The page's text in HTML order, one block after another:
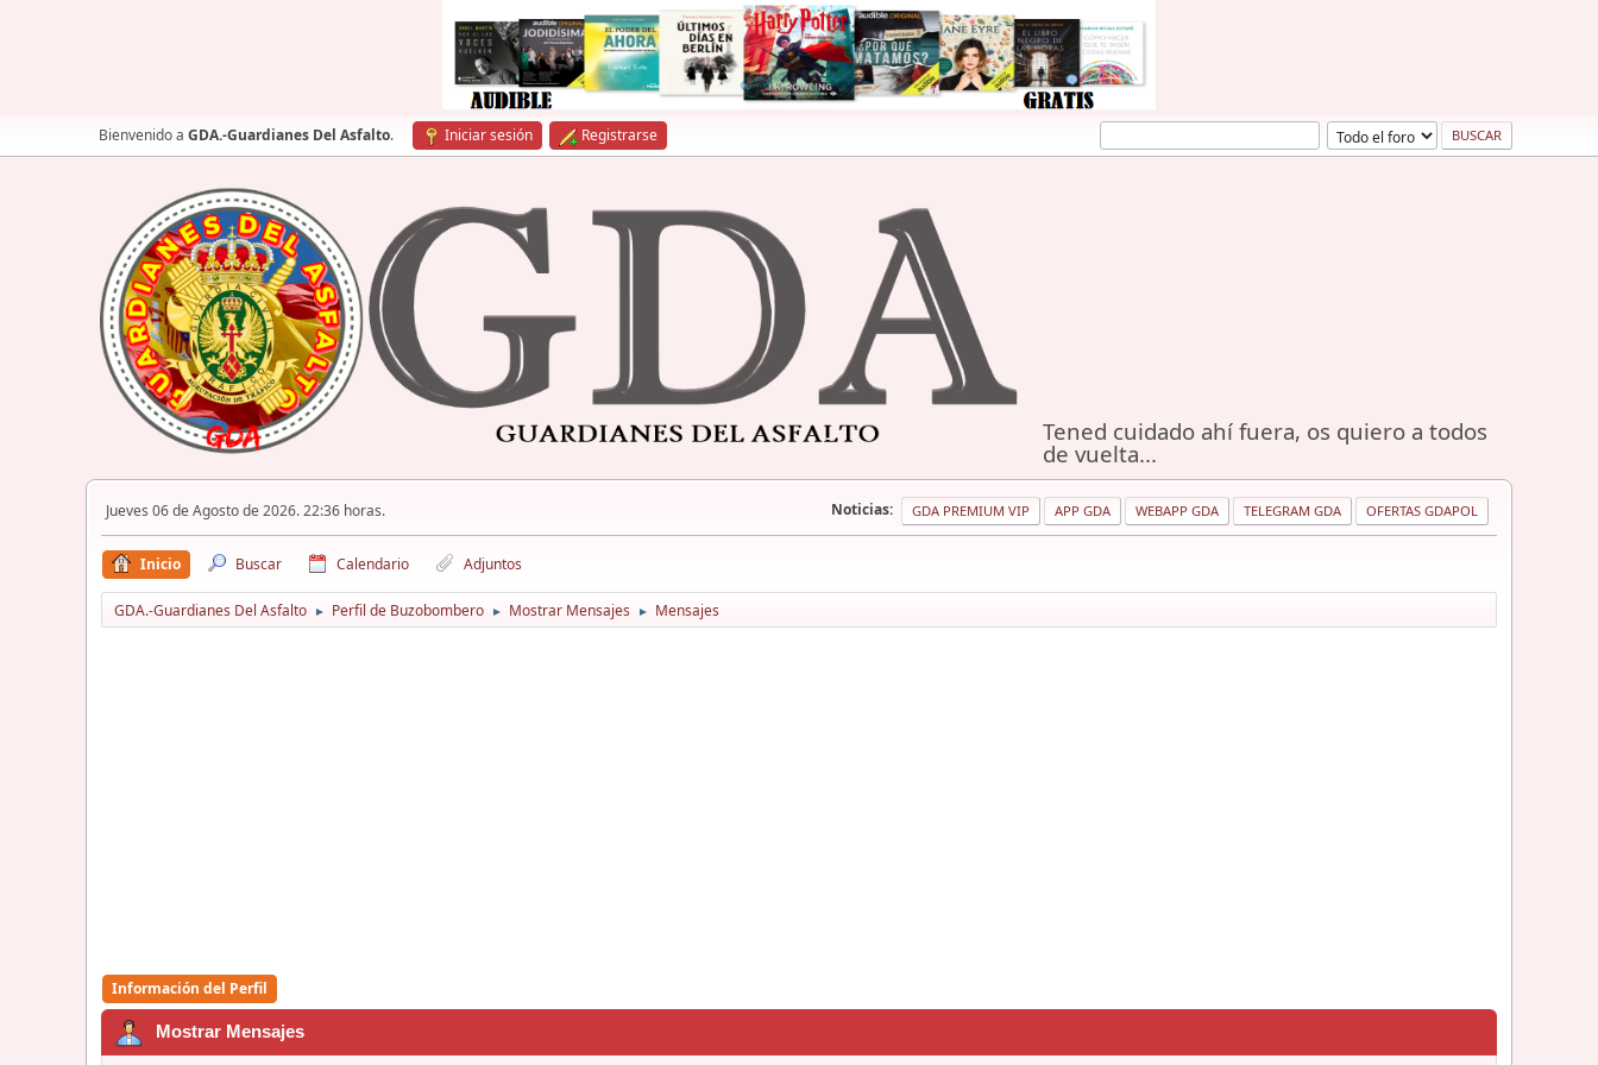
Bienvenido a GDA.-Guardianes Del Asfalto. Iniciar sesión Registrarse
Tened cuidado ahí fuera, os quiero a todos
de vuelta...
Jueves 06 de Agosto de 2026. 22:36 horas. Noticias: GDA PREMIUM VIP APP GDA WEBAPP GDA TELEGRAM GDA OFERTAS GDAPOL
Inicio Buscar Calendario Adjuntos
GDA.-Guardianes Del Asfalto ► Perfil de Buzobombero ► Mostrar Mensajes ► Mensajes
Información del Perfil
Mostrar Mensajes